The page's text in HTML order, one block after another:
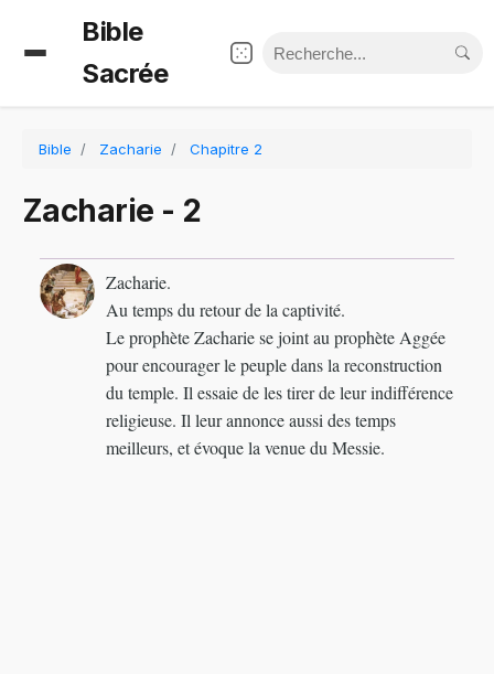
Bible
Sacrée
Bible Zacharie Chapitre 2
Zacharie - 2
Zacharie.
Au temps du retour de la captivité.
Le prophète Zacharie se joint au prophète Aggée
pour encourager le peuple dans la reconstruction
du temple. Il essaie de les tirer de leur indifférence
religieuse. Il leur annonce aussi des temps
meilleurs, et évoque la venue du Messie.